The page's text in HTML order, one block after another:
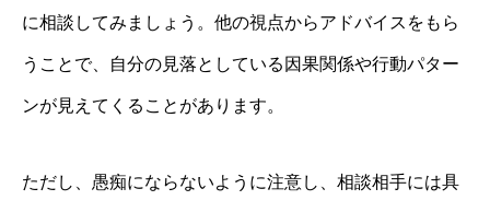
に相談してみましょう。他の視点からアドバイスをもら
うことで、自分の見落としている因果関係や行動パター
ンが見えてくることがあります。
ただし、愚痴にならないように注意し、相談相手には具